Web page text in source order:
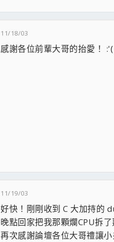
11/18/03
感謝各位前輩大哥的抬愛！ :'(
11/19/03
好快！剛剛收到 C 大加持的
晚點回家把我那顆爛CPU拆
再次感謝論壇各位大哥禮讓